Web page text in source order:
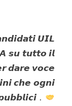
𝙐𝙄𝙇
𝙩𝙪𝙩𝙩𝙤 𝙞𝙡
𝙙𝙖𝙧𝙚 𝙫𝙤𝙘𝙚
𝙘𝙝𝙚 𝙤𝙜𝙣𝙞
.